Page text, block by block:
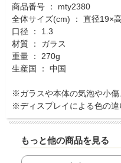
商品番号 ： mty2380
全体サイズ(cm) ： 直径19×
口径 ： 1.3
材質 ： ガラス
重量 ： 270g
生産国 ： 中国
※ガラスや本体の気泡や小
※ディスプレイによる色の
もっと他の商品を見る